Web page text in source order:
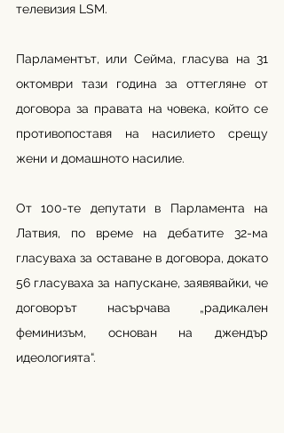
телевизия LSМ.
Парламентът, или Сейма, гласува на 31
октомври тази година за оттегляне от
договора за правата на човека, който се
противопоставя на насилието срещу
жени и домашното насилие.
От 100-те депутати в Парламента на
Латвия, по време на дебатите 32-ма
гласуваха за оставане в договора, докато
56 гласуваха за напускане, заявявайки, че
договорът насърчава „радикален
феминизъм, основан на джендър
идеологията“.